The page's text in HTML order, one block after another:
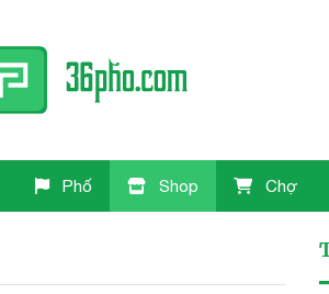
Phố Shop Chợ